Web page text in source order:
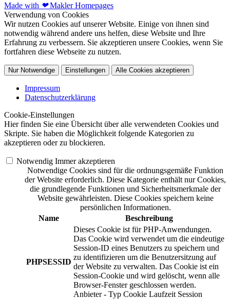
Made with ❤Makler Homepages
Verwendung von Cookies
Wir nutzen Cookies auf unserer Website. Einige von ihnen sind
notwendig während andere uns helfen, diese Website und Ihre
Erfahrung zu verbessern. Sie akzeptieren unsere Cookies, wenn Sie
fortfahren diese Webseite zu nutzen.
Nur Notwendige Einstellungen Alle Cookies akzeptieren
Impressum
Datenschutzerklärung
Cookie-Einstellungen
Hier finden Sie eine Übersicht über alle verwendeten Cookies und
Skripte. Sie haben die Möglichkeit folgende Kategorien zu
akzeptieren oder zu blockieren.
Notwendig Immer akzeptieren
Notwendige Cookies sind für die ordnungsgemäße Funktion
der Website erforderlich. Diese Kategorie enthält nur Cookies,
die grundlegende Funktionen und Sicherheitsmerkmale der
Website gewährleisten. Diese Cookies speichern keine
persönlichen Informationen.
Name
Beschreibung
PHPSESSID
Dieses Cookie ist für PHP-Anwendungen.
Das Cookie wird verwendet um die eindeutige
Session-ID eines Benutzers zu speichern und
zu identifizieren um die Benutzersitzung auf
der Website zu verwalten. Das Cookie ist ein
Session-Cookie und wird gelöscht, wenn alle
Browser-Fenster geschlossen werden.
Anbieter - Typ Cookie Laufzeit Session